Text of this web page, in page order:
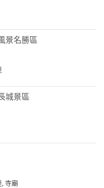
景名勝區
城景區
, 寺廟